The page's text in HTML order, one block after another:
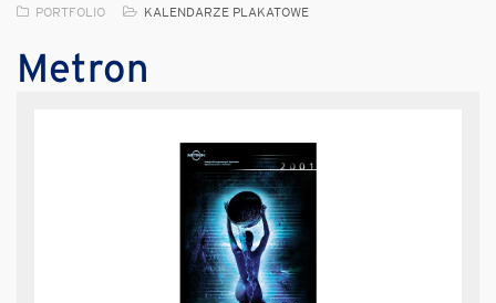
PORTFOLIO KALENDARZE PLAKATOWE
Metron